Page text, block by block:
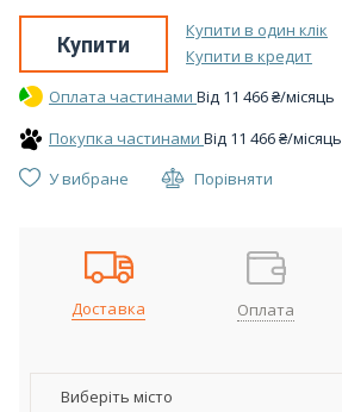
Купити
Купити в один клік
Купити в кредит
Оплата частинами Вiд 11 466₴/місяць
Покупка частинами Вiд 11 466₴/місяць
У вибране
Порівняти
Доставка Оплата
Виберіть місто